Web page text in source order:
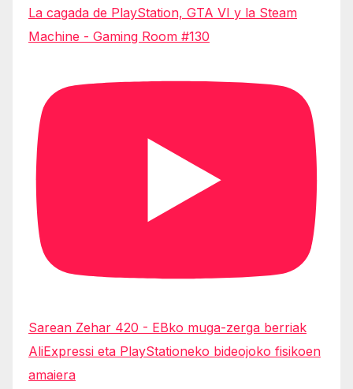
La cagada de PlayStation, GTA VI y la Steam
Machine - Gaming Room #130
Sarean Zehar 420 - EBko muga-zerga berriak
AliExpressi eta PlayStationeko bideojoko fisikoen
amaiera